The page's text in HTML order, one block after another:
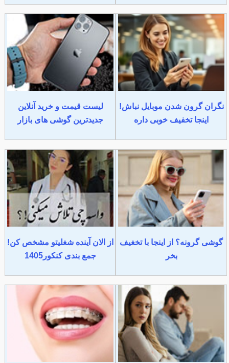
نگران گرون شدن موبایل نباش!
اینجا تخفیف خوبی داره
لیست قیمت و خرید آنلاین
جدیدترین گوشی های بازار
گوشی گرونه؟ از اینجا با تخغیف
بخر
از الان آینده شغلیتو مشخص کن!
جمع بندی کنکور1405